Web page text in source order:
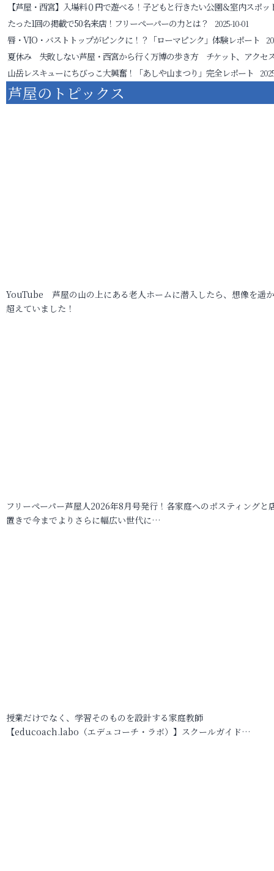
【芦屋・西宮】入場料０円で遊べる！子どもと行きたい公園＆室内スポ
たった1回の掲載で50名来店！フリーペーパーの力とは？
2025-10-01
唇・VIO・バストトップがピンクに！？「ローマピンク」体験レポート
夏休み 失敗しない芦屋・西宮から行く万博の歩き方 チケット、アクセ
山岳レスキューにちびっこ大興奮！「あしや山まつり」完全レポート
芦屋のトピックス
YouTube 芦屋の山の上にある老人ホームに潜入したら、想像を遥
超えていました！
フリーペーパー芦屋人2026年8月号発行！各家庭へのポスティングと
置きで今までよりさらに幅広い世代に…
授業だけでなく、学習そのものを設計する家庭教師
【educoach.labo（エデュコーチ・ラボ）】スクールガイド…